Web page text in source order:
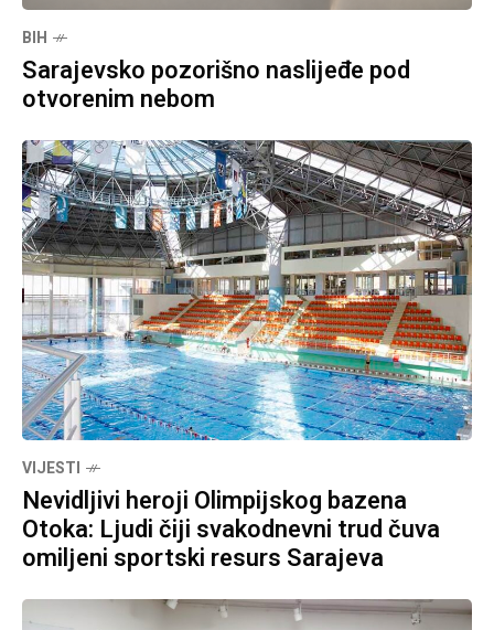
BIH
Sarajevsko pozorišno naslijeđe pod
otvorenim nebom
VIJESTI
Nevidljivi heroji Olimpijskog bazena
Otoka: Ljudi čiji svakodnevni trud čuva
omiljeni sportski resurs Sarajeva